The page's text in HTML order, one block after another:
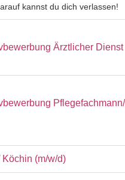
kannst du dich verlassen!
Ärztlicher Dienst
Köchin (m/w/d)